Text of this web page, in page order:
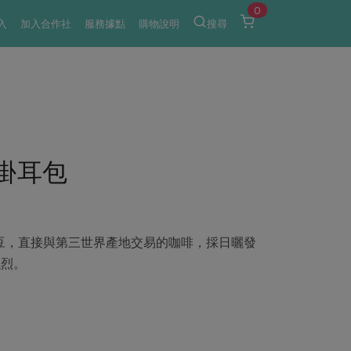
加入合作社 服務據點 購物說明 搜尋
0
耳包
直接與第三世界產地交易的咖啡，採日曬發
。